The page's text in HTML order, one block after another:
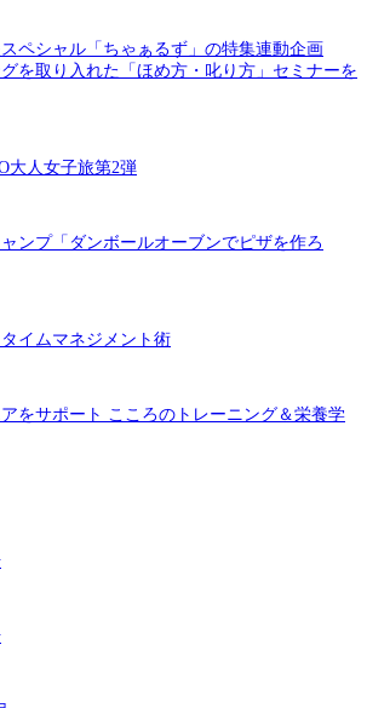
ペシャル「ちゃぁるず」の特集連動企画
を取り入れた「ほめ方・叱り方」セミナーを
大人女子旅第2弾
ンプ「ダンボールオーブンでピザを作ろ
イムマネジメント術
をサポート こころのトレーニング＆栄養学